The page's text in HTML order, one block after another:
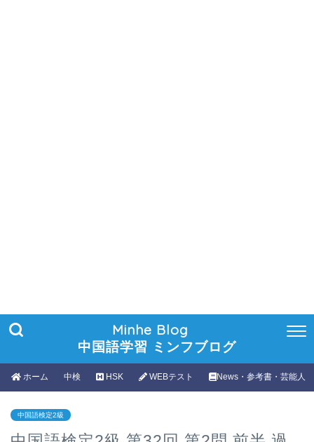
Minhe Blog
中国語学習 ミンフブログ
ホーム 中検 HSK WEBテスト News・参考書・芸能人
中国語検定2級